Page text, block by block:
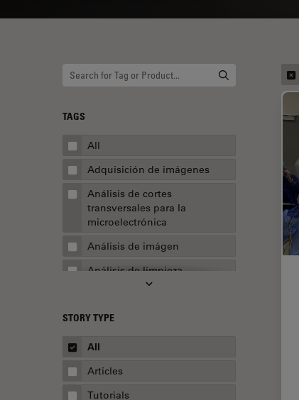
TAGS
All
Adquisición de imágenes
Análisis de cortes
transversales para la
microelectrónica
Análisis de imágen
Análisis de limpieza
Apertura numérica
AR Surgery
Automoción y transporte
Biofarmacia
STORY TYPE
All
Articles
Tutorials